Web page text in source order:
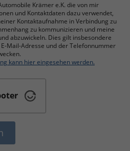
Krämer e.K. die von mir
und Kontaktdaten dazu verwendet,
Kontaktaufnahme in Verbindung zu
zu kommunizieren und meine
abzuwickeln. Dies gilt insbesondere
Mail-Adresse und der Telefonnummer
kann hier eingesehen werden.